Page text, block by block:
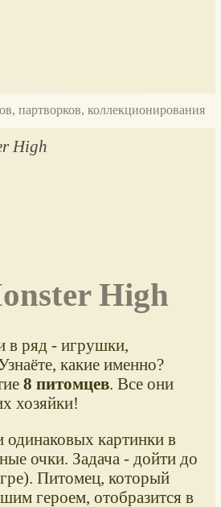
партворков, коллекционирования
High
High
в ряд - игрушки,
какие именно?
8 питомцев. Все они
хозяйки!
одинаковых картинки в
очки. Задача - дойти до
Питомец, который
героем, отобразится в